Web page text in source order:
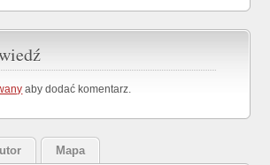
aby dodać komentarz.
Mapa